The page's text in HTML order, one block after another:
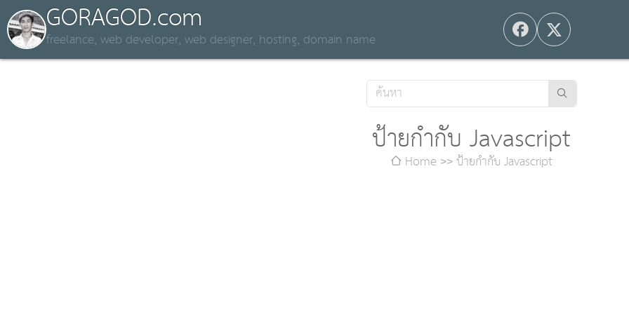
GORAGOD.com
freelance, web developer, web designer, hosting, domain name
ป้ายกำกับ Javascript
Home ป้ายกำกับ Javascript